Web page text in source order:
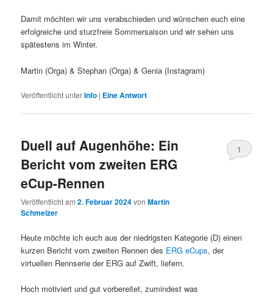
Damit möchten wir uns verabschieden und wünschen euch eine
erfolgreiche und sturzfreie Sommersaison und wir sehen uns
spätestens im Winter.
Martin (Orga) & Stephan (Orga) & Genia (Instagram)
Veröffentlicht unterInfo | EineAntwort
Duell auf Augenhöhe: Ein
Bericht vom zweiten ERG
eCup-Rennen
Veröffentlicht am2. Februar 2024vonMartin
Schmelzer
1
Heute möchte ich euch aus der niedrigsten Kategorie (D) einen
kurzen Bericht vom zweiten Rennen des ERG eCups, der
virtuellen Rennserie der ERG auf Zwift, liefern.
Hoch motiviert und gut vorbereitet, zumindest was